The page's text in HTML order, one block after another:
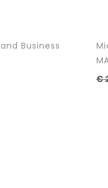
Business
€